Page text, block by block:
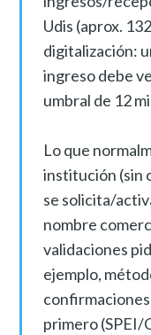
Udis (aprox.
digitalización:
ingreso debe
umbral de 12
Lo que
institución (sin
se solicita/
nombre
validaciones
ejemplo,
primero